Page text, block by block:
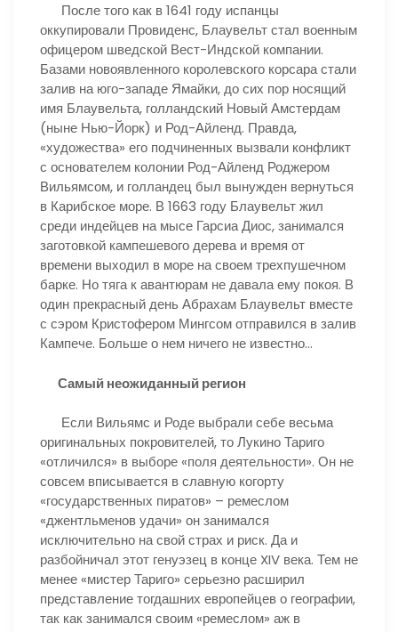
После того как в 1641 году испанцы
оккупировали Провиденс, Блаувельт стал военным
офицером шведской Вест-Индской компании.
Базами новоявленного королевского корсара стали
залив на юго-западе Ямайки, до сих пор носящий
имя Блаувельта, голландский Новый Амстердам
(ныне Нью-Йорк) и Род-Айленд. Правда,
«художества» его подчиненных вызвали конфликт
с основателем колонии Род-Айленд Роджером
Вильямсом, и голландец был вынужден вернуться
в Карибское море. В 1663 году Блаувельт жил
среди индейцев на мысе Гарсиа Диос, занимался
заготовкой кампешевого дерева и время от
времени выходил в море на своем трехпушечном
барке. Но тяга к авантюрам не давала ему покоя. В
один прекрасный день Абрахам Блаувельт вместе
с сэром Кристофером Мингсом отправился в залив
Кампече. Больше о нем ничего не известно…
Самый неожиданный регион
Если Вильямс и Роде выбрали себе весьма
оригинальных покровителей, то Лукино Тариго
«отличился» в выборе «поля деятельности». Он не
совсем вписывается в славную когорту
«государственных пиратов» – ремеслом
«джентльменов удачи» он занимался
исключительно на свой страх и риск. Да и
разбойничал этот генуэзец в конце XIV века. Тем не
менее «мистер Тариго» серьезно расширил
представление тогдашних европейцев о географии,
так как занимался своим «ремеслом» аж в